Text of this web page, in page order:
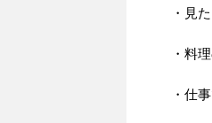
・見
・料
・仕